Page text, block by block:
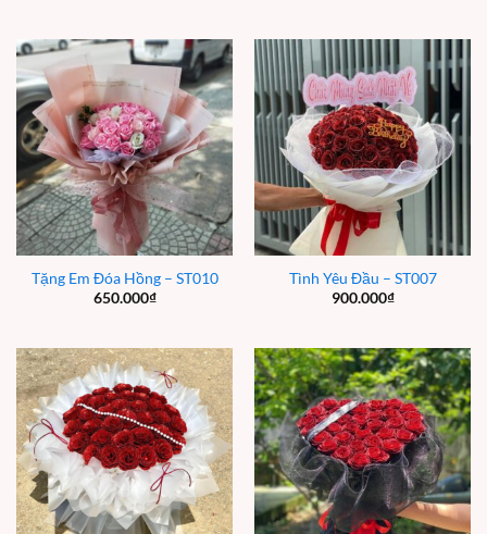
Tặng Em Đóa Hồng – ST010
650.000₫
Tình Yêu Đầu – ST007
900.000₫